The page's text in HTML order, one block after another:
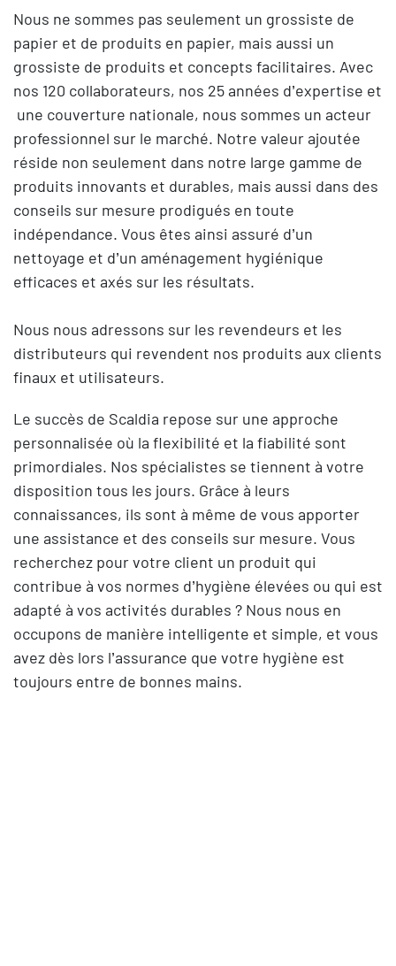
Nous ne sommes pas seulement un grossiste de
papier et de produits en papier, mais aussi un
grossiste de produits et concepts facilitaires. Avec
nos 120 collaborateurs, nos 25 années d’expertise et
une couverture nationale, nous sommes un acteur
professionnel sur le marché. Notre valeur ajoutée
réside non seulement dans notre large gamme de
produits innovants et durables, mais aussi dans des
conseils sur mesure prodigués en toute
indépendance. Vous êtes ainsi assuré d’un
nettoyage et d’un aménagement hygiénique
efficaces et axés sur les résultats.
Nous nous adressons sur les revendeurs et les
distributeurs qui revendent nos produits aux clients
finaux et utilisateurs.
Le succès de Scaldia repose sur une approche
personnalisée où la flexibilité et la fiabilité sont
primordiales. Nos spécialistes se tiennent à votre
disposition tous les jours. Grâce à leurs
connaissances, ils sont à même de vous apporter
une assistance et des conseils sur mesure. Vous
recherchez pour votre client un produit qui
contribue à vos normes d’hygiène élevées ou qui est
adapté à vos activités durables ? Nous nous en
occupons de manière intelligente et simple, et vous
avez dès lors l’assurance que votre hygiène est
toujours entre de bonnes mains.